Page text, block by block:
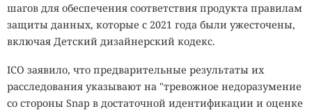
шагов для обеспечения соответствия продукта правилам
защиты данных, которые с 2021 года были ужесточены,
включая Детский дизайнерский кодекс.
ICO заявило, что предварительные результаты их
расследования указывают на "тревожное недоразумение
со стороны Snap в достаточной идентификации и оценке